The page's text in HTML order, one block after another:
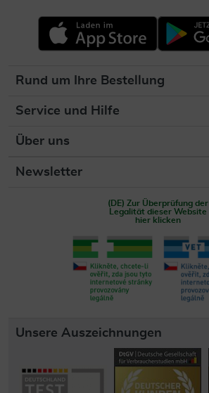
Rund um Ihre Bestellung
Service und Hilfe
Über uns
Newsletter
(DE) Zur Überprüfung der
Legalität dieser Website
hier klicken
Unsere Auszeichnungen